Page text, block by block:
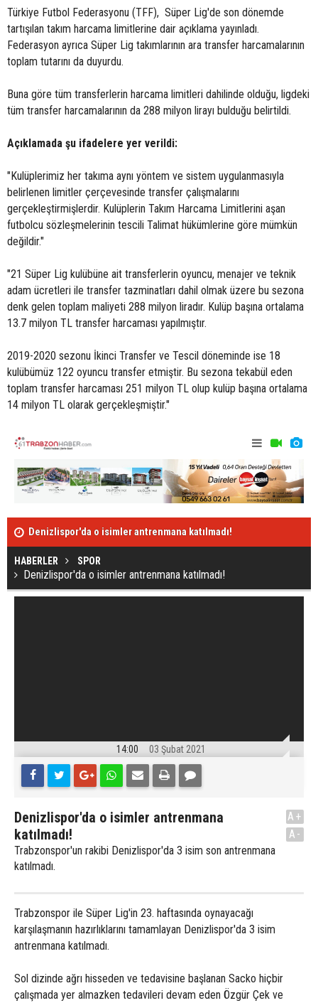
Türkiye Futbol Federasyonu (TFF), Süper Lig'de son dönemde
tartışılan takım harcama limitlerine dair açıklama yayınladı.
Federasyon ayrıca Süper Lig takımlarının ara transfer harcamalarının
toplam tutarını da duyurdu.
Buna göre tüm transferlerin harcama limitleri dahilinde olduğu, ligdeki
tüm transfer harcamalarının da 288 milyon lirayı bulduğu belirtildi.
Açıklamada şu ifadelere yer verildi:
"Kulüplerimiz her takıma aynı yöntem ve sistem uygulanmasıyla
belirlenen limitler çerçevesinde transfer çalışmalarını
gerçekleştirmişlerdir. Kulüplerin Takım Harcama Limitlerini aşan
futbolcu sözleşmelerinin tescili Talimat hükümlerine göre mümkün
değildir."
"21 Süper Lig kulübüne ait transferlerin oyuncu, menajer ve teknik
adam ücretleri ile transfer tazminatları dahil olmak üzere bu sezona
denk gelen toplam maliyeti 288 milyon liradır. Kulüp başına ortalama
13.7 milyon TL transfer harcaması yapılmıştır.
2019-2020 sezonu İkinci Transfer ve Tescil döneminde ise 18
kulübümüz 122 oyuncu transfer etmiştir. Bu sezona tekabül eden
toplam transfer harcaması 251 milyon TL olup kulüp başına ortalama
14 milyon TL olarak gerçekleşmiştir."
Denizlispor'da o isimler antrenmana katılmadı!
HABERLER SPOR
Denizlispor'da o isimler antrenmana katılmadı!
14:00 03 Şubat 2021
Denizlispor'da o isimler antrenmana
katılmadı!
Trabzonspor'un rakibi Denizlispor'da 3 isim son antrenmana
katılmadı.
A+
A-
Trabzonspor ile Süper Lig'in 23. haftasında oynayacağı
karşılaşmanın hazırlıklarını tamamlayan Denizlispor'da 3 isim
antrenmana katılmadı.
Sol dizinde ağrı hisseden ve tedavisine başlanan Sacko hiçbir
çalışmada yer almazken tedavileri devam eden Özgür Çek ve